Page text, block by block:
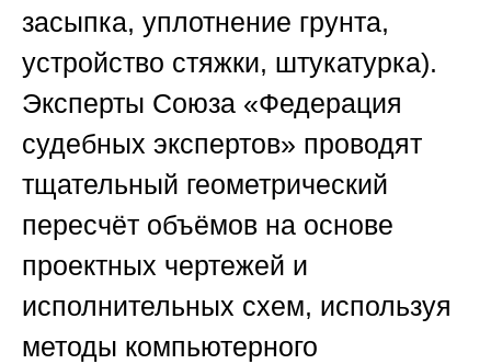
засыпка, уплотнение грунта,
устройство стяжки, штукатурка).
Эксперты Союза «Федерация
судебных экспертов» проводят
тщательный геометрический
пересчёт объёмов на основе
проектных чертежей и
исполнительных схем, используя
методы компьютерного